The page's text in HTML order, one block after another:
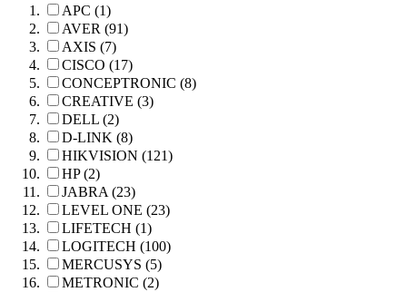
APC (1)
AVER (91)
AXIS (7)
CISCO (17)
CONCEPTRONIC (8)
CREATIVE (3)
DELL (2)
D-LINK (8)
HIKVISION (121)
HP (2)
JABRA (23)
LEVEL ONE (23)
LIFETECH (1)
LOGITECH (100)
MERCUSYS (5)
METRONIC (2)